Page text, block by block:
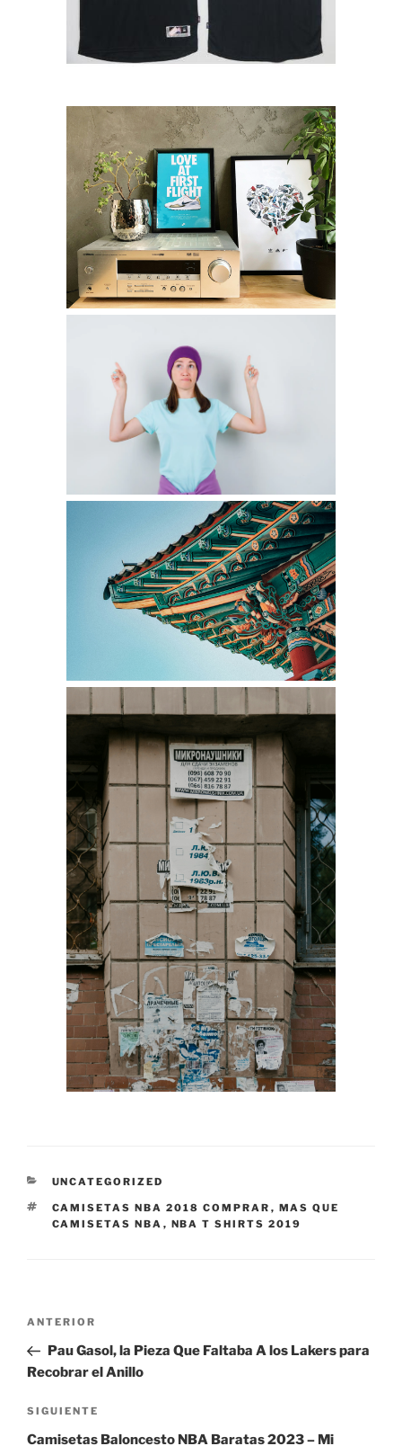
CATEGORÍAS
UNCATEGORIZED
ETIQUETAS
CAMISETAS NBA 2018 COMPRAR , MAS QUE
CAMISETAS NBA , NBA T SHIRTS 2019
Navegación
entradas
Entrada
anterior:
ANTERIOR
Pau Gasol, la Pieza Que Faltaba A los Lakers para
Recobrar el Anillo
Siguiente
entrada
SIGUIENTE
Camisetas Baloncesto NBA Baratas 2023 – Mi